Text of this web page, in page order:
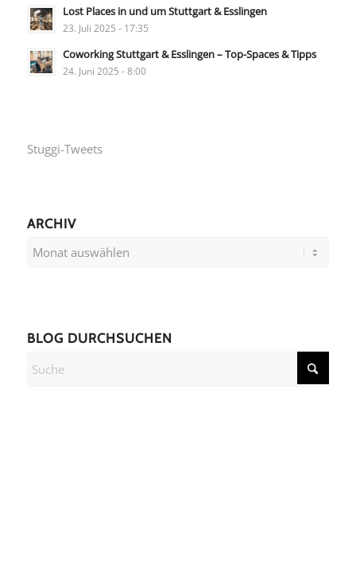
Lost Places in und um Stuttgart & Esslingen
23. Juli 2025 - 17:35
Coworking Stuttgart & Esslingen – Top-Spaces & Tipps
24. Juni 2025 - 8:00
Stuggi-Tweets
ARCHIV
BLOG DURCHSUCHEN